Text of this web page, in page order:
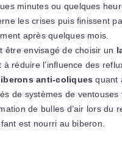
minutes ou quelques
les crises puis finissent
après quelques mois.
être envisagé de choisir un
à réduire l’influence des
anti-coliques quant
de systèmes de ventouses
de bulles d’air lors du
est nourri au biberon.